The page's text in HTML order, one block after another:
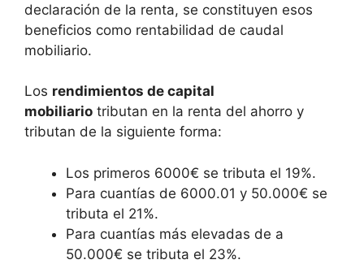
declaración de la renta, se constituyen esos
beneficios como rentabilidad de caudal
mobiliario.
Los rendimientos de capital
mobiliario tributan en la renta del ahorro y
tributan de la siguiente forma:
Los primeros 6000€ se tributa el 19%.
Para cuantías de 6000.01 y 50.000€ se
tributa el 21%.
Para cuantías más elevadas de a
50.000€ se tributa el 23%.